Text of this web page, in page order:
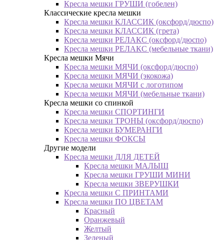
Кресла мешки ГРУШИ (гобелен)
Классические кресла мешки
Кресла мешки КЛАССИК (оксфорд/дюспо)
Кресла мешки КЛАССИК (грета)
Креслa мешки РЕЛАКС (оксфорд/дюспо)
Креслa мешки РЕЛАКС (мебельные ткани)
Кресла мешки Мячи
Кресла мешки МЯЧИ (оксфорд/дюспо)
Кресла мешки МЯЧИ (экокожа)
Кресла мешки МЯЧИ с логотипом
Кресла мешки МЯЧИ (мебельные ткани)
Кресла мешки со спинкой
Кресла мешки СПОРТИНГИ
Кресла мешки ТРОНЫ (оксфорд/дюспо)
Кресла мешки БУМЕРАНГИ
Кресла мешки ФОКСЫ
Другие модели
Кресла мешки ДЛЯ ДЕТЕЙ
Кресла мешки МАЛЫШ
Кресла мешки ГРУШИ МИНИ
Кресла мешки ЗВЕРУШКИ
Кресла мешки С ПРИНТАМИ
Кресла мешки ПО ЦВЕТАМ
Красный
Оранжевый
Желтый
Зеленый